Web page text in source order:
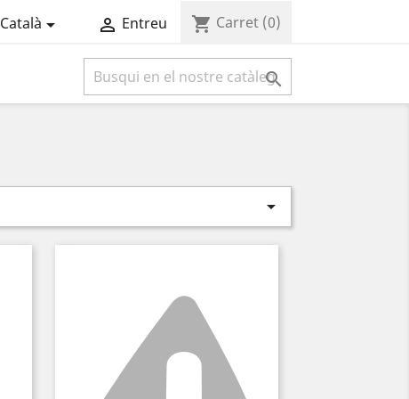
Català  Entreu shopping_cart Carret (0)

